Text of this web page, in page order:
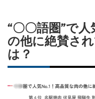
“〇〇語圏”で
の他に絶賛さ
は？